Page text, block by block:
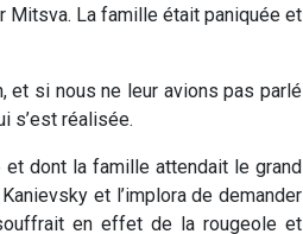
Mitsva. La famille était paniquée et
et si nous ne leur avions pas parlé
s’est réalisée.
dont la famille attendait le grand
et l’implora de demander
en effet de la rougeole et